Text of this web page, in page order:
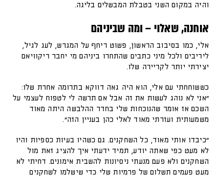
והיה במקום השני בטבלת המבשלים בליגה.
אוחנה, שאלוי – ומה שביניהם
אלי, כמו בסיבוב הראשון, פשוט ריחף על המגרש, לעג לגיל,
ליריבים ולכל מיני כתבים שהתחרו ביניהם מי יחבר ריקוויאם
יצירתי יותר לקריירה שלו.
כששוחחתי עם אלי, הוא היה גאה דווקא בתרומה אחרת שלו:
"אני לא נוהג לעשות את זה אבל אם תרשה לי לטפוח לעצמי על
השכם אז אומר שהנוכחות שלי בחדר ההלבשה היתה מאוד
משמעותית ועזרתי מאוד לאלי כהן בעניין הזה".
"כיבדו אותי מאוד, כל השחקנים. גם כשהיו בעיות כספיות והיו
לא מעט כפי שאתה יודע, תמיד ידעתי איך להציג זאת מול
השחקנים ולא פעם מנעתי ניסיונות להשבית אימונים. דחיתי לא
מעט פעמים תשלום של פרמיות שלי כדי שישלמו לשחקנים